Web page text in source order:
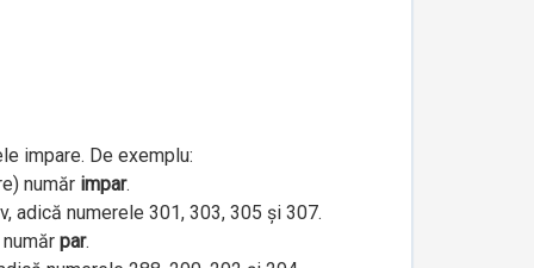
impare. De exemplu:
număr impar.
adică numerele 301, 303, 305 și 307.
par.